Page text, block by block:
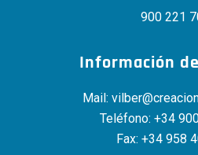
900 221
Información
Mail:
Teléfono:+34
Fax: +34 958